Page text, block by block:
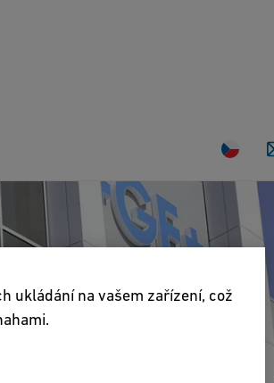
Země
ukládání na vašem zařízení, což